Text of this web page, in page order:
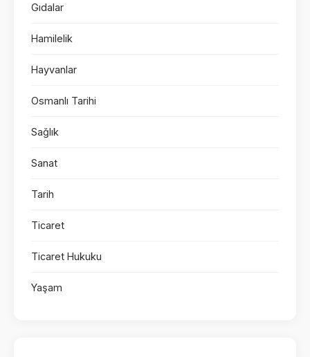
Gıdalar
Hamilelik
Hayvanlar
Osmanlı Tarihi
Sağlık
Sanat
Tarih
Ticaret
Ticaret Hukuku
Yaşam